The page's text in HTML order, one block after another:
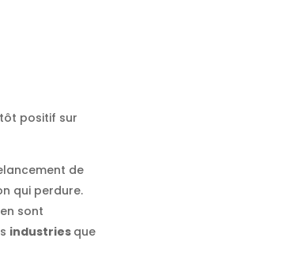
positif sur
de
qui perdure.
sont
industries que